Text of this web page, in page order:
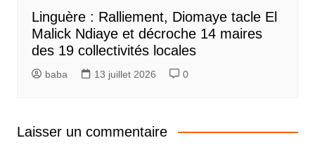
Linguère : Ralliement, Diomaye tacle El
Malick Ndiaye et décroche 14 maires
des 19 collectivités locales
baba 13 juillet 2026 0
Laisser un commentaire